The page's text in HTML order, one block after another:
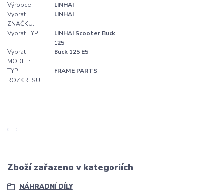
Výrobce:
LINHAI
Vybrat
ZNAČKU:
LINHAI
Vybrat TYP:
LINHAI Scooter Buck
125
Vybrat
MODEL:
Buck 125 E5
TYP
ROZKRESU:
FRAME PARTS
Zboží zařazeno v kategoriích
NÁHRADNÍ DÍLY